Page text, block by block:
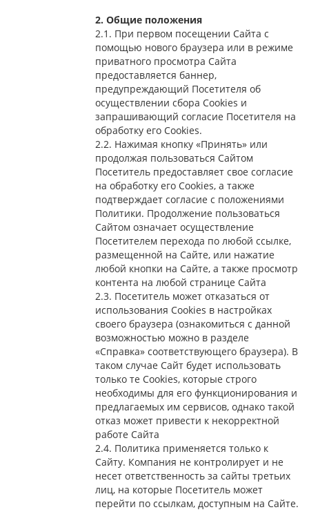
2. Общие положения
2.1. При первом посещении Сайта с
помощью нового браузера или в режиме
приватного просмотра Сайта
предоставляется баннер,
предупреждающий Посетителя об
осуществлении сбора Сookies и
запрашивающий согласие Посетителя на
обработку его Сookies.
2.2. Нажимая кнопку «Принять» или
продолжая пользоваться Сайтом
Посетитель предоставляет свое согласие
на обработку его Сookies, а также
подтверждает согласие с положениями
Политики. Продолжение пользоваться
Сайтом означает осуществление
Посетителем перехода по любой ссылке,
размещенной на Сайте, или нажатие
любой кнопки на Сайте, а также просмотр
контента на любой странице Сайта
2.3. Посетитель может отказаться от
использования Сookies в настройках
своего браузера (ознакомиться с данной
возможностью можно в разделе
«Справка» соответствующего браузера). В
таком случае Сайт будет использовать
только те Cookies, которые строго
необходимы для его функционирования и
предлагаемых им сервисов, однако такой
отказ может привести к некорректной
работе Сайта
2.4. Политика применяется только к
Сайту. Компания не контролирует и не
несет ответственность за сайты третьих
лиц, на которые Посетитель может
перейти по ссылкам, доступным на Сайте.